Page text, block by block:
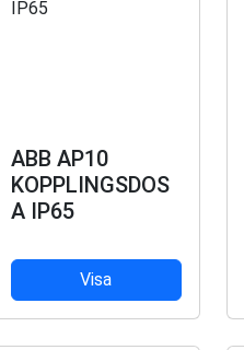
ABB AP10
KOPPLINGSDOS
A IP65
Visa